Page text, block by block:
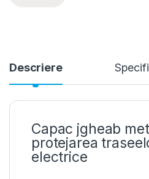
Descriere
Capac jgheab
protejarea
electrice